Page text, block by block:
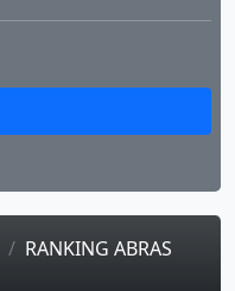
RANKING ABRAS